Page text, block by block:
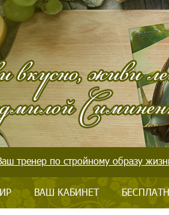
тренер по стройному образу
ВАШ КАБИНЕТ